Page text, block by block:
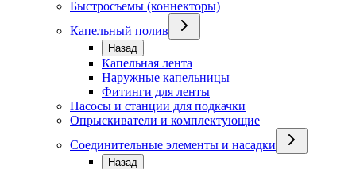
Быстросъемы (коннекторы)
Капельный полив
Назад
Капельная лента
Наружные капельницы
Фитинги для ленты
Насосы и станции для подкачки
Опрыскиватели и комплектующие
Соединительные элементы и насадки
Назад